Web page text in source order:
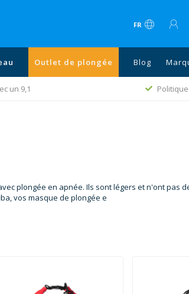
FR
Outlet de plongée Blog
un 9,1
plongée en apnée. Ils sont légers et n'ont pas
vos masque de plongée e